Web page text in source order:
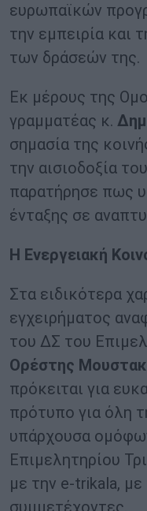
ευρωπαϊκών
την εμπειρία και
των δράσεών της.
Εκ μέρους της
γραμματέας κ.
σημασία της
την αισιοδοξία
παρατήρησε πως
ένταξης σε
Η Ενεργειακή
Στα ειδικότερα
εγχειρήματος
του ΔΣ του
Ορέστης
πρόκειται για
πρότυπο για όλη
υπάρχουσα
Επιμελητηρίου
με την e-trikala,